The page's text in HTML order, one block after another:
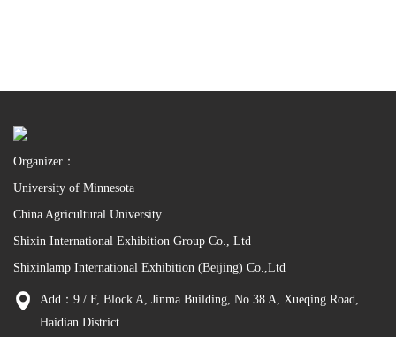
Organizer：
University of Minnesota
China Agricultural University
Shixin International Exhibition Group Co., Ltd
Shixinlamp International Exhibition (Beijing) Co.,Ltd
Add：9 / F, Block A, Jinma Building, No.38 A, Xueqing Road,
Haidian District